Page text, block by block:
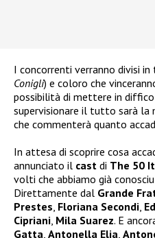
I concorrenti verranno divisi in
Conigli) e coloro che
possibilità di mettere in
supervisionare il tutto sarà la
che commenterà quanto
In attesa di scoprire cosa
annunciato il cast di The 50
volti che abbiamo già
Direttamente dal Grande
Prestes, Floriana Secondi,
Cipriani, Mila Suarez. E
Gatta, Antonella Elia,